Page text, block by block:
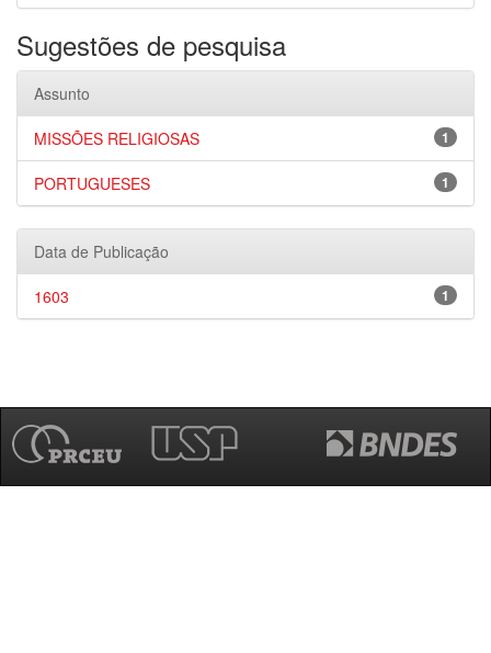
Sugestões de pesquisa
Assunto
1
MISSÕES RELIGIOSAS
1
PORTUGUESES
Data de Publicação
1
1603